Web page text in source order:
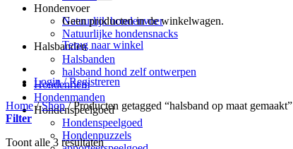
Hondenvoer
Natuurlijk hondenvoer
Natuurlijke hondensnacks
Halsbanden
Halsbanden
halsband hond zelf ontwerpen
Hondenriem
Hondenmanden
Hondenspeelgoed
Hondenspeelgoed
Hondenpuzzels
Geen producten in de winkelwagen.
Terug naar winkel
Login / Registreren
Home / Shop /Producten getagged “halsband op maat gemaakt”
Filter
Toont alle 3 resultaten